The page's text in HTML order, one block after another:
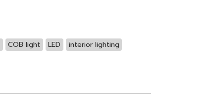
COB light LED
interior lighting